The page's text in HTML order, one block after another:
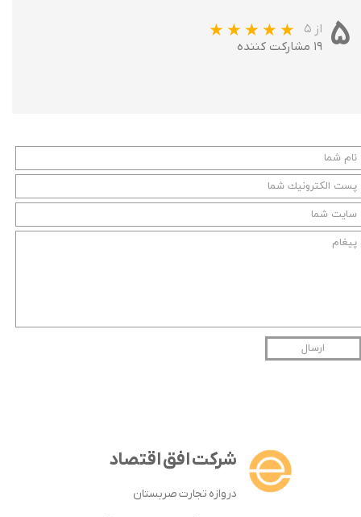
۵ از ۵
۱۹ مشارکت کننده
ارسال
شرکت افق اقتصاد
دروازه تجارت صربستان